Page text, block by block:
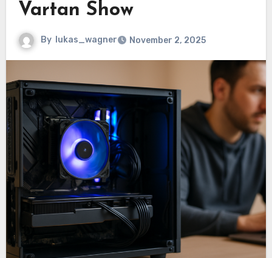
Vartan Show
By lukas_wagner November 2, 2025